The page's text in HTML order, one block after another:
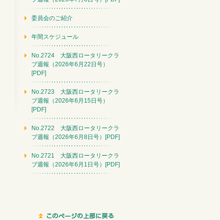
委員会のご紹介
年間スケジュール
No.2724 大阪西ロータリークラ
ブ週報（2026年6月22日号）
[PDF]
No.2723 大阪西ロータリークラ
ブ週報（2026年6月15日号）
[PDF]
No.2722 大阪西ロータリークラ
ブ週報（2026年6月8日号）[PDF]
No.2721 大阪西ロータリークラ
ブ週報（2026年6月1日号）[PDF]